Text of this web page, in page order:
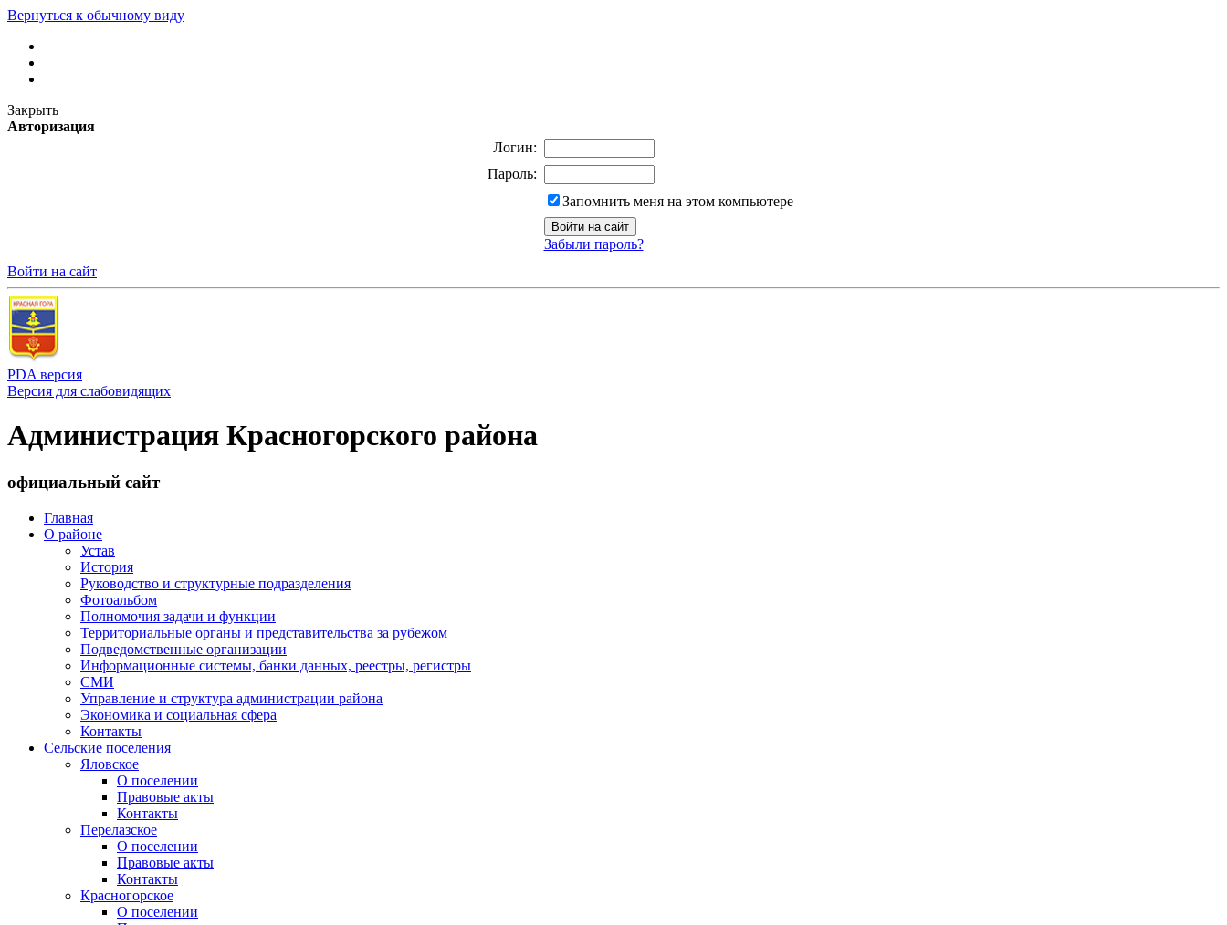
Вернуться к обычному виду
Закрыть
Авторизация
Логин:
Пароль:
Запомнить меня на этом компьютере
Забыли пароль?
Войти на сайт
PDA версия
Версия для слабовидящих
Администрация Красногорского района
официальный сайт
Главная
О районе
Устав
История
Руководство и структурные подразделения
Фотоальбом
Полномочия задачи и функции
Территориальные органы и представительства за рубежом
Подведомственные организации
Информационные системы, банки данных, реестры, регистры
СМИ
Управление и структура администрации района
Экономика и социальная сфера
Контакты
Сельские поселения
Яловское
О поселении
Правовые акты
Контакты
Перелазское
О поселении
Правовые акты
Контакты
Красногорское
О поселении